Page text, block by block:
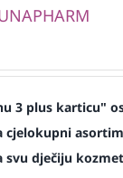
3 plus karticu"
cjelokupni
svu dječiju